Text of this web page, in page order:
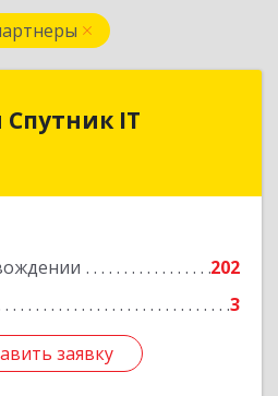
IT
202
3
заявку
Спутник IT
край, город-курорт
Подробнее
заявку